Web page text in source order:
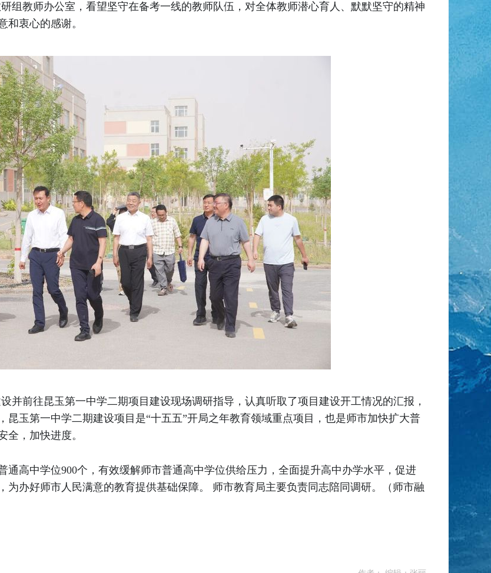
组教师办公室，看望坚守在备考一线的教师队伍，对全体教师潜心育人、默默坚守的精神
和衷心的感谢。
并前往昆玉第一中学二期项目建设现场调研指导，认真听取了项目建设开工情况的汇报，
玉第一中学二期建设项目是“十五五”开局之年教育领域重点项目，也是师市加快扩大普
全，加快进度。
通高中学位900个，有效缓解师市普通高中学位供给压力，全面提升高中办学水平，促进
为办好师市人民满意的教育提供基础保障。 师市教育局主要负责同志陪同调研。（师市融